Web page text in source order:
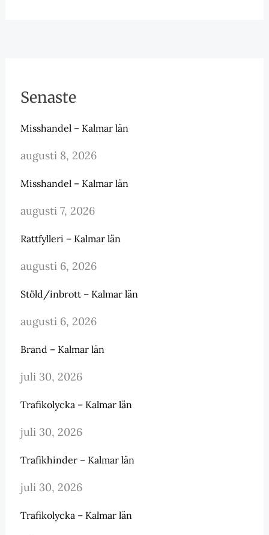
Senaste
Misshandel – Kalmar län
augusti 8, 2026
Misshandel – Kalmar län
augusti 7, 2026
Rattfylleri – Kalmar län
augusti 6, 2026
Stöld/inbrott – Kalmar län
augusti 6, 2026
Brand – Kalmar län
juli 30, 2026
Trafikolycka – Kalmar län
juli 30, 2026
Trafikhinder – Kalmar län
juli 30, 2026
Trafikolycka – Kalmar län